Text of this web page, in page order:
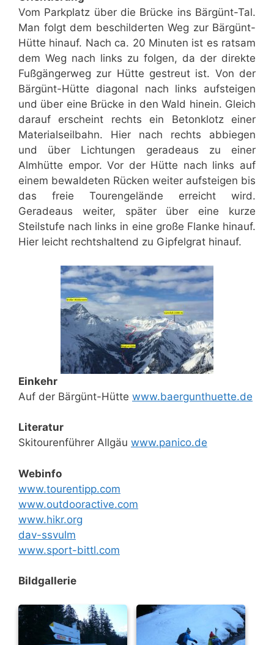
Vom Parkplatz über die Brücke ins Bärgünt-Tal.
Man folgt dem beschilderten Weg zur Bärgünt-
Hütte hinauf. Nach ca. 20 Minuten ist es ratsam
dem Weg nach links zu folgen, da der direkte
Fußgängerweg zur Hütte gestreut ist. Von der
Bärgünt-Hütte diagonal nach links aufsteigen
und über eine Brücke in den Wald hinein. Gleich
darauf erscheint rechts ein Betonklotz einer
Materialseilbahn. Hier nach rechts abbiegen
und über Lichtungen geradeaus zu einer
Almhütte empor. Vor der Hütte nach links auf
einem bewaldeten Rücken weiter aufsteigen bis
das freie Tourengelände erreicht wird.
Geradeaus weiter, später über eine kurze
Steilstufe nach links in eine große Flanke hinauf.
Hier leicht rechtshaltend zu Gipfelgrat hinauf.
Einkehr
Auf der Bärgünt-Hütte www.baergunthuette.de
Literatur
Skitourenführer Allgäu www.panico.de
Webinfo
www.tourentipp.com
www.outdooractive.com
www.hikr.org
dav-ssvulm
www.sport-bittl.com
Bildgallerie